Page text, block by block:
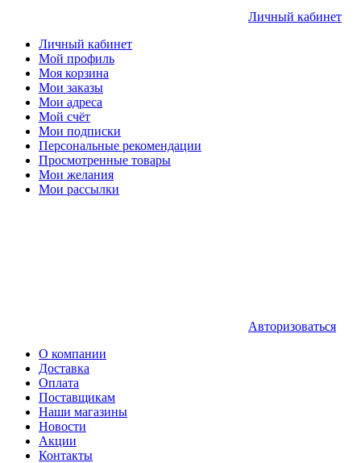
Личный кабинет
Личный кабинет
Мой профиль
Моя корзина
Мои заказы
Мои адреса
Мой счёт
Мои подписки
Персональные рекомендации
Просмотренные товары
Мои желания
Мои рассылки
Авторизоваться
О компании
Доставка
Оплата
Поставщикам
Наши магазины
Новости
Акции
Контакты